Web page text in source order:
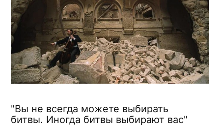
"Вы не всегда можете выбирать
битвы. Иногда битвы выбирают вас"